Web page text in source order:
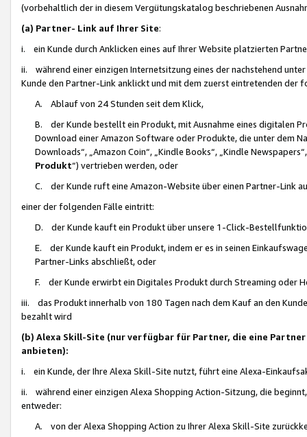
(vorbehaltlich der in diesem Vergütungskatalog beschriebenen
(a) Partner- Link auf Ihrer Site:
i. ein Kunde durch Anklicken eines auf Ihrer Website platzierten
ii. während einer einzigen Internetsitzung eines der nachstehend
Kunde den Partner-Link anklickt und mit dem zuerst eintretenden der
A. Ablauf von 24 Stunden seit dem Klick,
B. der Kunde bestellt ein Produkt, mit Ausnahme eines digitalen
Download einer Amazon Software oder Produkte, die unter dem
Downloads“, „Amazon Coin“, „Kindle Books“, „Kindle
Produkt“) vertrieben werden, oder
C. der Kunde ruft eine Amazon-Website über einen Partner-Link
einer der folgenden Fälle eintritt:
D. der Kunde kauft ein Produkt über unsere 1-Click-
E. der Kunde kauft ein Produkt, indem er es in seinen
Partner-Links abschließt, oder
F. der Kunde erwirbt ein Digitales Produkt durch Streaming oder
iii. das Produkt innerhalb von 180 Tagen nach dem Kauf an den
bezahlt wird
(b) Alexa Skill-Site (nur verfügbar für Partner, die eine
anbieten):
i. ein Kunde, der Ihre Alexa Skill-Site nutzt, führt eine Alexa-
ii. während einer einzigen Alexa Shopping Action-Sitzung, die
entweder:
A. von der Alexa Shopping Action zu Ihrer Alexa Skill-Site